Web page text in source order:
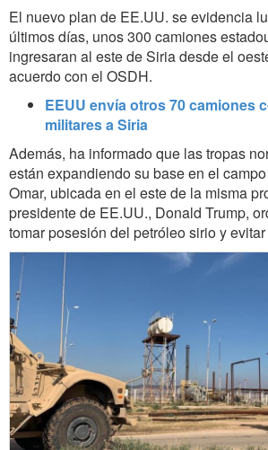
El nuevo plan de EE.UU. se evidencia
últimos días, unos 300 camiones
ingresaran al este de Siria desde el
acuerdo con el OSDH.
EEUU envía otros 70 camiones
militares a Siria
Además, ha informado que las tropas
están expandiendo su base en el
Omar, ubicada en el este de la misma
presidente de EE.UU., Donald Trump,
tomar posesión del petróleo sirio y